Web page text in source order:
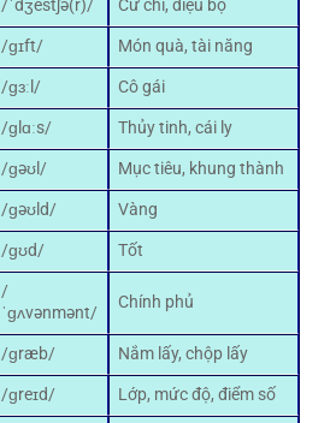
/ˈdʒestʃə(r)/
Cử chỉ, điệu bộ
/ɡɪft/
Món quà, tài năng
/ɡɜːl/
Cô gái
/ɡlɑːs/
Thủy tinh, cái ly
/ɡəʊl/
Mục tiêu, khung thành
/ɡəʊld/
Vàng
/ɡʊd/ Tốt
/
ˈɡʌvənmənt/
Chính phủ
/ɡræb/
Nắm lấy, chộp lấy
/ɡreɪd/
Lớp, mức độ, điểm số